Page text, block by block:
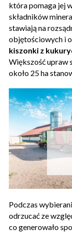
która pomaga jej
składników
stawiają na
objętościowych i
kiszonki z
Większość upraw
około 25 ha
Podczas
odrzucać ze
co generowało